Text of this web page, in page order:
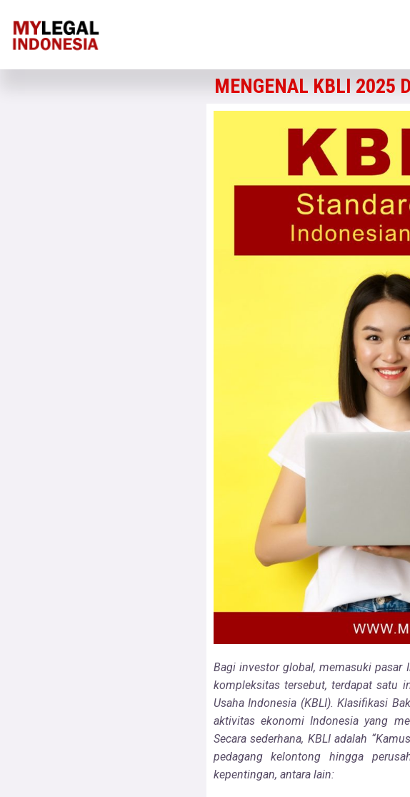
MENGENAL KBLI 2025
Bagi investor global, memasuki
kompleksitas tersebut, terdapat satu
Usaha Indonesia (KBLI).Klasifikasi
aktivitas ekonomi Indonesia yang
Secara sederhana, KBLI adalah
pedagang kelontong hingga
kepentingan, antara lain: